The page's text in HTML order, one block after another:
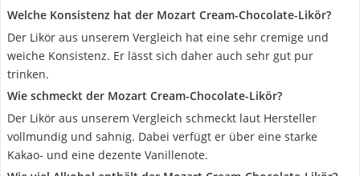
Welche Konsistenz hat der Mozart Cream-Chocolate-Likör?
Der Likör aus unserem Vergleich hat eine sehr cremige und
weiche Konsistenz. Er lässt sich daher auch sehr gut pur
trinken.
Wie schmeckt der Mozart Cream-Chocolate-Likör?
Der Likör aus unserem Vergleich schmeckt laut Hersteller
vollmundig und sahnig. Dabei verfügt er über eine starke
Kakao- und eine dezente Vanillenote.